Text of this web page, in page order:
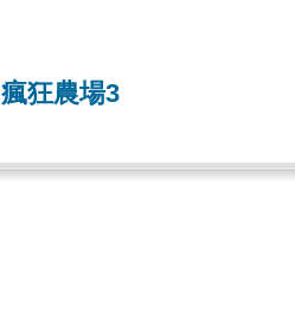
瘋狂農場3